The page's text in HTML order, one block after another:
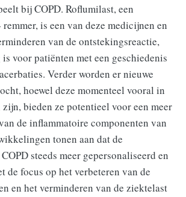
bij COPD. Roflumilast, een
is een van deze medicijnen en
van de ontstekingsreactie,
voor patiënten met een geschiedenis
Verder worden er nieuwe
hoewel deze momenteel vooral in
bieden ze potentieel voor een meer
de inflammatoire componenten van
tonen aan dat de
steeds meer gepersonaliseerd en
de focus op het verbeteren van de
en het verminderen van de ziektelast